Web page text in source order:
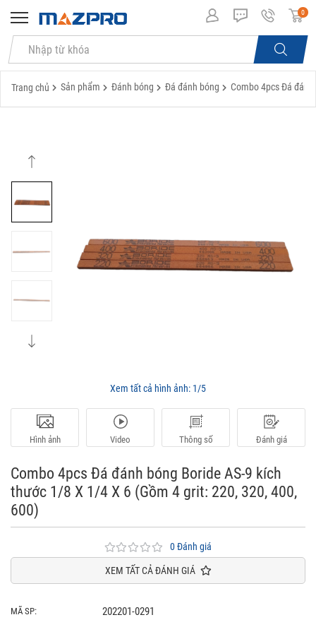
0
Trang chủ Sản phẩm Đánh bóng Đá đánh bóng Combo 4pcs Đá
Xem tất cả hình ảnh: 1/5
Hình ảnh Video Thông số Đánh giá
Combo 4pcs Đá đánh bóng Boride AS-9 kích
thước 1/8 X 1/4 X 6 (Gồm 4 grit: 220, 320, 400,
600)
0 Đánh giá
XEM TẤT CẢ ĐÁNH GIÁ
MÃ SP: 202201-0291